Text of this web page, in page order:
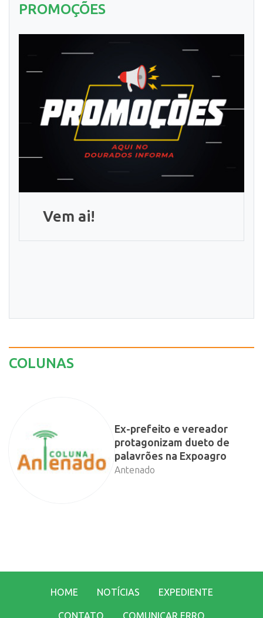
PROMOÇÕES
Vem ai!
COLUNAS
Ex-prefeito e vereador
protagonizam dueto de
palavrões na Expoagro
Antenado
HOME NOTÍCIAS EXPEDIENTE